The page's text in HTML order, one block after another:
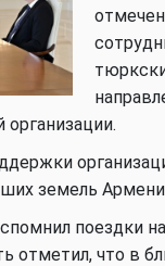
земель
поездки
отметил, что в